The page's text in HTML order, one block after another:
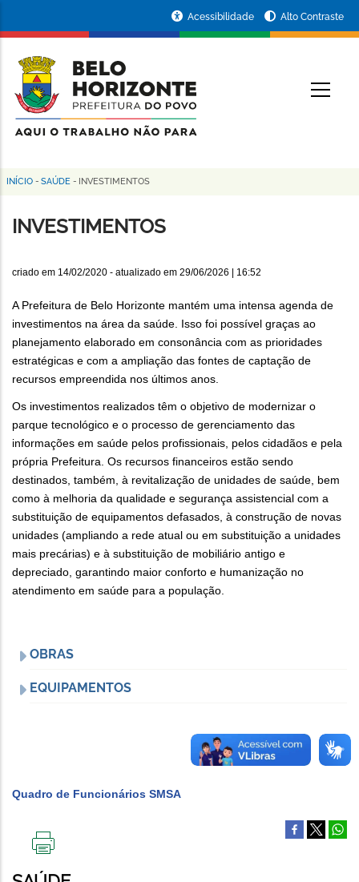
conteúdo
principal
da
Prefeitura
de
Horizonte
Acessibilidade Alto Contraste
Trilha
de
INÍCIO - SAÚDE - INVESTIMENTOS
INVESTIMENTOS
criado em 14/02/2020 - atualizado em 29/06/2026 | 16:52
A Prefeitura de Belo Horizonte mantém uma intensa agenda de
investimentos na área da saúde. Isso foi possível graças ao
planejamento elaborado em consonância com as prioridades
estratégicas e com a ampliação das fontes de captação de
recursos empreendida nos últimos anos.
Os investimentos realizados têm o objetivo de modernizar o
parque tecnológico e o processo de gerenciamento das
informações em saúde pelos profissionais, pelos cidadãos e pela
própria Prefeitura. Os recursos financeiros estão sendo
destinados, também, à revitalização de unidades de saúde, bem
como à melhoria da qualidade e segurança assistencial com a
substituição de equipamentos defasados, à construção de novas
unidades (ampliando a rede atual ou em substituição a unidades
mais precárias) e à substituição de mobiliário antigo e
depreciado, garantindo maior conforto e humanização no
atendimento em saúde para a população.
OBRAS
EQUIPAMENTOS
Quadro de Funcionários SMSA
ESTA